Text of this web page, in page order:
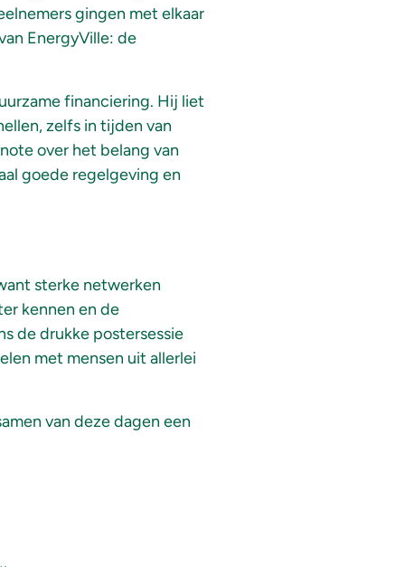
gingen met elkaar
EnergyVille: de
financiering. Hij liet
zelfs in tijden van
over het belang van
goede regelgeving en
sterke netwerken
kennen en de
de drukke postersessie
met mensen uit allerlei
van deze dagen een